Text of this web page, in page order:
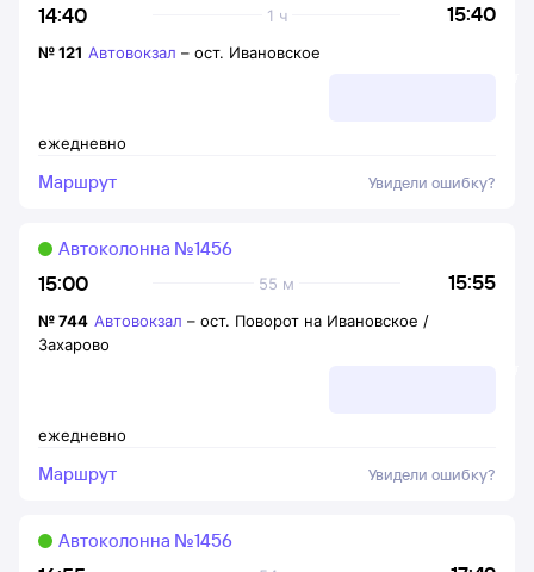
14:40 15:40
1 ч
ежедневно
№121 Автовокзал – ост. Ивановское
Маршрут Увидели ошибку?
15:00 15:55
55 м
Автоколонна №1456
ежедневно
№744 Автовокзал – ост. Поворот на Ивановское /
Захарово
Маршрут Увидели ошибку?
Автоколонна №1456